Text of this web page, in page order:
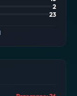
2
23